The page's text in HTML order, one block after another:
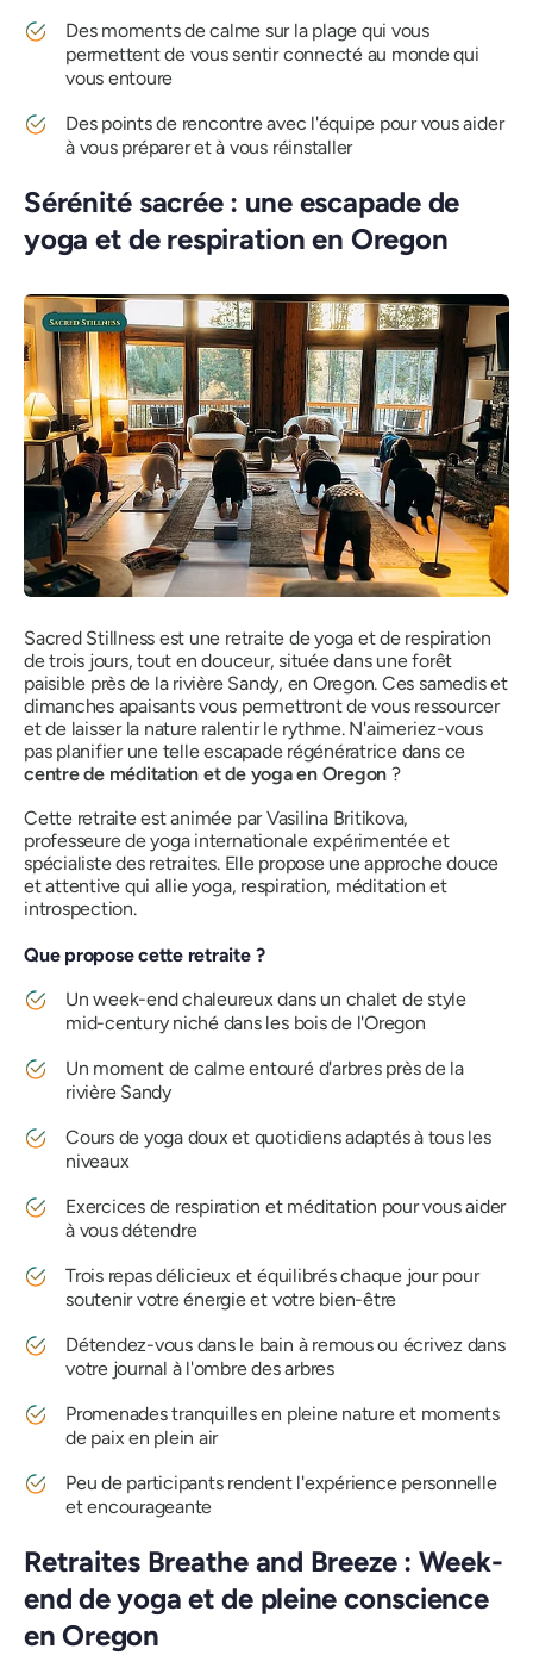
Des moments de calme sur la plage qui vous
permettent de vous sentir connecté au monde qui
vous entoure
Des points de rencontre avec l'équipe pour vous aider
à vous préparer et à vous réinstaller
Sérénité sacrée : une escapade de
yoga et de respiration en Oregon
Sacred Stillness est une retraite de yoga et de respiration
de trois jours, tout en douceur, située dans une forêt
paisible près de la rivière Sandy, en Oregon. Ces samedis et
dimanches apaisants vous permettront de vous ressourcer
et de laisser la nature ralentir le rythme. N'aimeriez-vous
pas planifier une telle escapade régénératrice dans ce
centre de méditation et de yoga en Oregon ?
Cette retraite est animée par Vasilina Britikova,
professeure de yoga internationale expérimentée et
spécialiste des retraites. Elle propose une approche douce
et attentive qui allie yoga, respiration, méditation et
introspection.
Que propose cette retraite ?
Un week-end chaleureux dans un chalet de style
mid-century niché dans les bois de l'Oregon
Un moment de calme entouré d'arbres près de la
rivière Sandy
Cours de yoga doux et quotidiens adaptés à tous les
niveaux
Exercices de respiration et méditation pour vous aider
à vous détendre
Trois repas délicieux et équilibrés chaque jour pour
soutenir votre énergie et votre bien-être
Détendez-vous dans le bain à remous ou écrivez dans
votre journal à l'ombre des arbres
Promenades tranquilles en pleine nature et moments
de paix en plein air
Peu de participants rendent l'expérience personnelle
et encourageante
Retraites Breathe and Breeze : Week-
end de yoga et de pleine conscience
en Oregon